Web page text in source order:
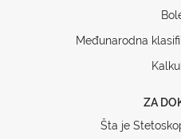
Međunarodna
ZA
Šta je